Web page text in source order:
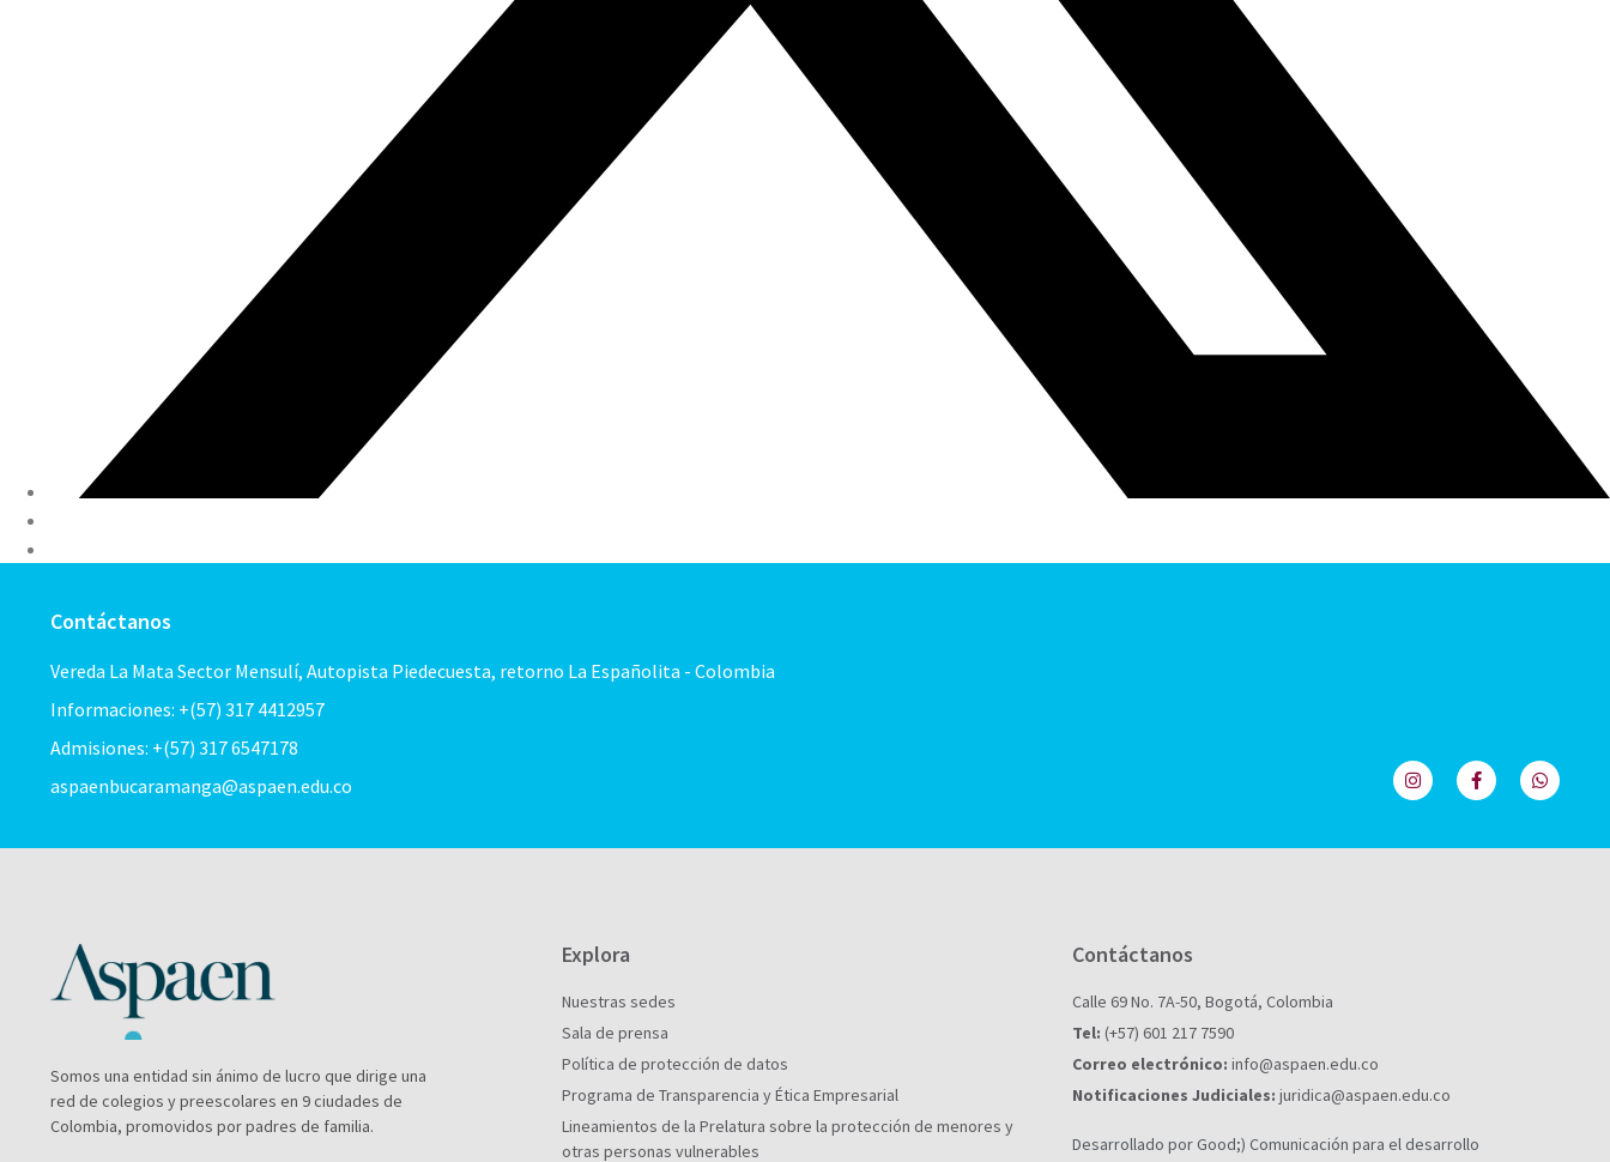
Contáctanos
Vereda La Mata Sector Mensulí, Autopista Piedecuesta, retorno La Españolita - Colombia
Informaciones: +(57) 317 4412957
Admisiones: +(57) 317 6547178
aspaenbucaramanga@aspaen.edu.co
Somos una entidad sin ánimo de lucro que dirige una
red de colegios y preescolares en 9 ciudades de
Colombia, promovidos por padres de familia.
Explora
Nuestras sedes
Sala de prensa
Política de protección de datos
Programa de Transparencia y Ética Empresarial
Lineamientos de la Prelatura sobre la protección de menores y
otras personas vulnerables
Contáctanos
Calle 69 No. 7A-50, Bogotá, Colombia
Tel: (+57) 601 217 7590
Correo electrónico: info@aspaen.edu.co
Notificaciones Judiciales: juridica@aspaen.edu.co
Desarrollado por Good;) Comunicación para el desarrollo